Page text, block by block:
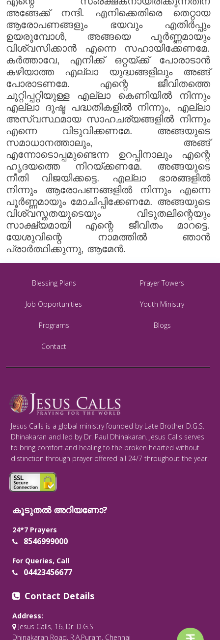
അങ്ങേക്ക് നന്ദി. എനിക്കെതിരെ തെറ്റായ
ആരോപണങ്ങളും ഭയവും എതിർപ്പും
ഉയരുമ്പോൾ, അങ്ങയെ പൂർണ്ണമായും
വിശ്വസിക്കാൻ എന്നെ സഹായിക്കേണമേ.
കർത്താവേ, എനിക്ക് ഒറ്റയ്ക്ക് പോരാടാൻ
കഴിയാത്ത എല്ലാ യുദ്ധങ്ങളിലും അങ്ങ്
പോരാടണമേ. എന്റെ ജീവിതത്തെ
ചുറ്റിപ്പറ്റിയുള്ള എല്ലാ കെണിയിൽ നിന്നും
എല്ലാ ദുഷ്ട പദ്ധതികളിൽ നിന്നും, എല്ലാ
അസ്വസ്ഥമായ സാഹചര്യങ്ങളിൽ നിന്നും
എന്നെ വിടുവിക്കണമേ. അങ്ങയുടെ
സമാധാനത്താലും, അങ്ങ്
എന്നോടൊപ്പമുണ്ടെന്ന ഉറപ്പിനാലും എന്റെ
ഹൃദയത്തെ നിറയ്ക്കണമേ. അങ്ങയുടെ
നീതി വിജയിക്കട്ടെ. എല്ലാ ഭാരങ്ങളിൽ
നിന്നും ആരോപണങ്ങളിൽ നിന്നും എന്നെ
പൂർണ്ണമായും മോചിപ്പിക്കേണമേ. അങ്ങയുടെ
വിശ്വസ്തതയുടെയും വിടുതലിന്റെയും
സാക്ഷ്യമായി എന്റെ ജീവിതം മാറട്ടെ.
യേശുവിന്റെ നാമത്തിൽ ഞാൻ
പ്രാർത്ഥിക്കുന്നു, ആമേൻ.
Blessing Plans Prayer Towers
Job Opportunities Youth Ministry
Programs Blogs
Contact
Jesus Calls is a global ministry founded by Late Brother D.G.S.
Dhinakaran and led by Dr. Paul Dhinakaran. Jesus Calls serves
to bring comfort and healing to the broken hearted without
distinction through prayer offered all 24/7 throughout the year.
കൂടുതൽ അറിയണോ?
24*7 Prayers
8546999000
For Queries, Call
04423456677
Contact Details
Address:
Jesus Calls, 16, Dr. D.G.S
Dhinakaran Road, R.A.Puram, Chennai